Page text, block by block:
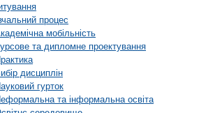
процес
мобільність
та дипломне проектування
дисциплін
гурток
та інформальна освіта